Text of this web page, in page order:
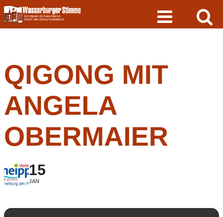
Skip
to
content
QIGONG MIT
ANGELA
OBERMAIER
15
JAN